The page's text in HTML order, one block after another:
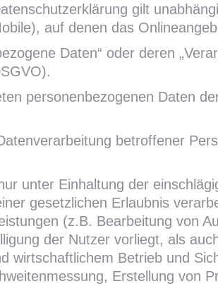
gilt
auf denen das
Daten“ oder deren
personenbezogenen Daten
betroffener
unter Einhaltung der
gesetzlichen Erlaubnis
(z.B. Bearbeitung von
der Nutzer vorliegt, als
wirtschaftlichem Betrieb und
Erstellung von